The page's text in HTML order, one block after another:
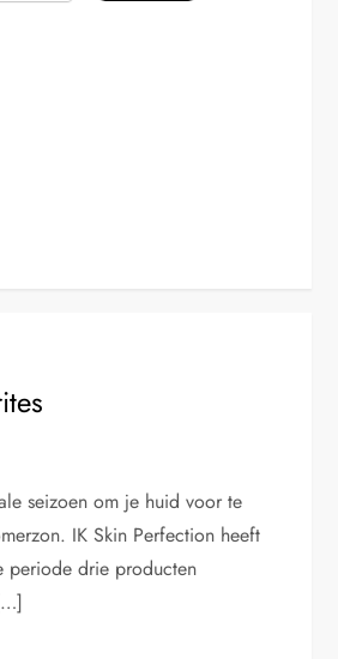
seizoen om je huid voor te
IK Skin Perfection heeft
periode drie producten